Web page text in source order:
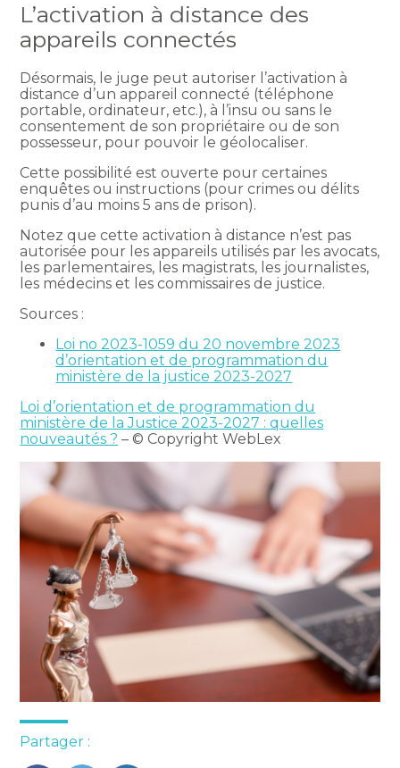
L’activation à distance des
appareils connectés
Désormais, le juge peut autoriser l’activation à
distance d’un appareil connecté (téléphone
portable, ordinateur, etc.), à l’insu ou sans le
consentement de son propriétaire ou de son
possesseur, pour pouvoir le géolocaliser.
Cette possibilité est ouverte pour certaines
enquêtes ou instructions (pour crimes ou délits
punis d’au moins 5 ans de prison).
Notez que cette activation à distance n’est pas
autorisée pour les appareils utilisés par les avocats,
les parlementaires, les magistrats, les journalistes,
les médecins et les commissaires de justice.
Sources :
Loi no 2023-1059 du 20 novembre 2023
d’orientation et de programmation du
ministère de la justice 2023-2027
Loi d’orientation et de programmation du
ministère de la Justice 2023-2027 : quelles
nouveautés ? – © Copyright WebLex
Partager :